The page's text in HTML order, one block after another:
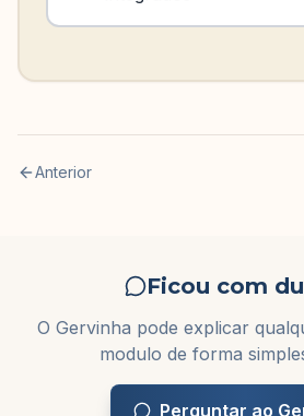
Anterior
Ficou com
O Gervinha pode explicar
modulo de forma
Perguntar ao